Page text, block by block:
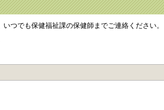
つでも保健福祉課の保健師までご連絡ください。